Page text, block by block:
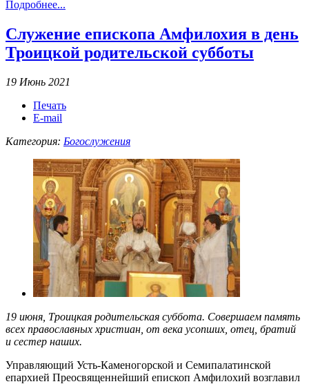
Подробнее...
Служение епископа Амфилохия в день
Троицкой родительской субботы
19 Июнь 2021
Печать
E-mail
Категория: Богослужения
19 июня, Троицкая родительская суббота. Совершаем память
всех православных христиан, от века усопших, отец, братий
и сестер наших.
Управляющий Усть-Каменогорской и Семипалатинской
епархией Преосвященнейший епископ Амфилохий возглавил